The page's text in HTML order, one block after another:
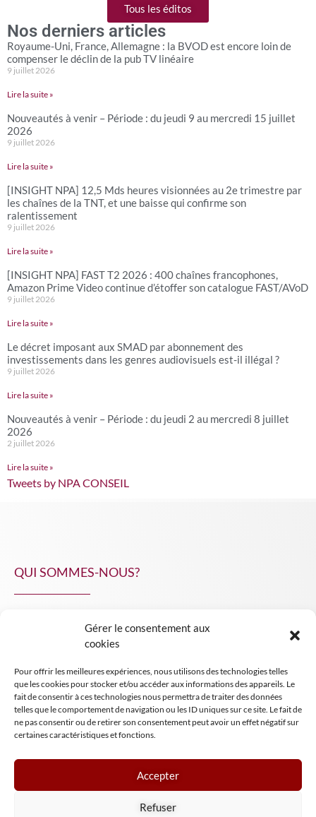
Gérer le consentement aux
cookies
Pour offrir les meilleures expériences, nous utilisons des technologies telles
que les cookies pour stocker et/ou accéder aux informations des appareils. Le
fait de consentir à ces technologies nous permettra de traiter des données
telles que le comportement de navigation ou les ID uniques sur ce site. Le fait de
ne pas consentir ou de retirer son consentement peut avoir un effet négatif sur
certaines caractéristiques et fonctions.
Accepter
Refuser
Tous les éditos
Nos derniers articles
Royaume-Uni, France, Allemagne : la BVOD est encore loin de
compenser le déclin de la pub TV linéaire
9 juillet 2026
Lire la suite »
Nouveautés à venir – Période : du jeudi 9 au mercredi 15 juillet
2026
9 juillet 2026
Lire la suite »
[INSIGHT NPA] 12,5 Mds heures visionnées au 2e trimestre par
les chaînes de la TNT, et une baisse qui confirme son
ralentissement
9 juillet 2026
Lire la suite »
[INSIGHT NPA] FAST T2 2026 : 400 chaînes francophones,
Amazon Prime Video continue d’étoffer son catalogue FAST/AVoD
9 juillet 2026
Lire la suite »
Le décret imposant aux SMAD par abonnement des
investissements dans les genres audiovisuels est-il illégal ?
9 juillet 2026
Lire la suite »
Nouveautés à venir – Période : du jeudi 2 au mercredi 8 juillet
2026
2 juillet 2026
Lire la suite »
Tweets by NPA CONSEIL
QUI SOMMES-NOUS?
INSIGHT NPA
Mentions légales